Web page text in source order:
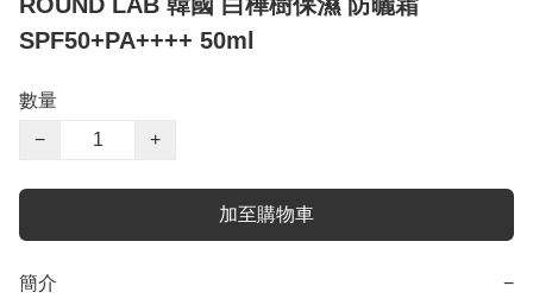
SPF50+PA++++ 50ml
數量
−
+
加至購物車
簡介 −